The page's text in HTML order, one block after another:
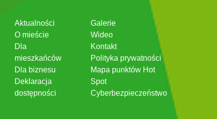
Aktualności
O mieście
Dla
mieszkańców
Dla biznesu
Deklaracja
dostępności
Galerie
Wideo
Kontakt
Polityka prywatności
Mapa punktów Hot
Spot
Cyberbezpieczeństwo